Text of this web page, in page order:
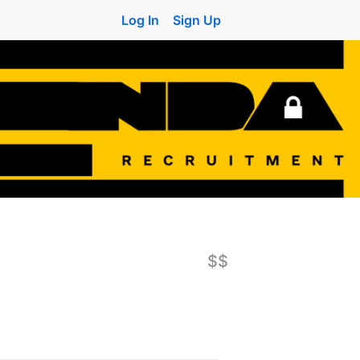
Log In Sign Up
$$